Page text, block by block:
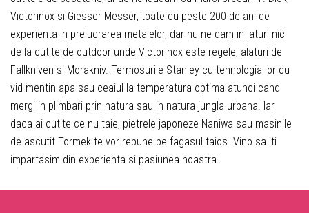
Victorinox si Giesser Messer, toate cu peste 200 de ani de
experienta in prelucrarea metalelor, dar nu ne dam in laturi nici
de la cutite de outdoor unde Victorinox este regele, alaturi de
Fallkniven si Morakniv. Termosurile Stanley cu tehnologia lor cu
vid mentin apa sau ceaiul la temperatura optima atunci cand
mergi in plimbari prin natura sau in natura jungla urbana. Iar
daca ai cutite ce nu taie, pietrele japoneze Naniwa sau masinile
de ascutit Tormek te vor repune pe fagasul taios. Vino sa iti
impartasim din experienta si pasiunea noastra.